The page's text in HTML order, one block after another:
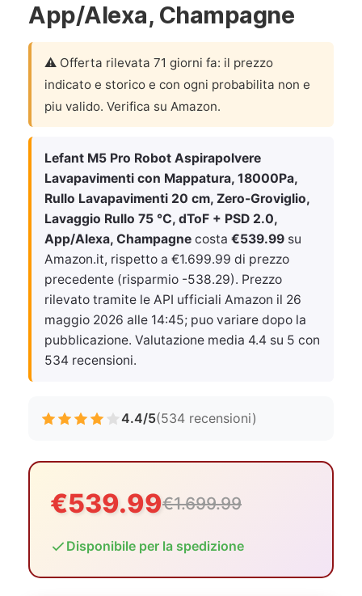
App/Alexa, Champagne
⚠️ Offerta rilevata 71 giorni fa: il prezzo
indicato e storico e con ogni probabilita non e
piu valido. Verifica su Amazon.
Lefant M5 Pro Robot Aspirapolvere
Lavapavimenti con Mappatura, 18000Pa,
Rullo Lavapavimenti 20 cm, Zero-Groviglio,
Lavaggio Rullo 75 °C, dToF + PSD 2.0,
App/Alexa, Champagne costa €539.99 su
Amazon.it, rispetto a €1.699.99 di prezzo
precedente (risparmio -538.29). Prezzo
rilevato tramite le API ufficiali Amazon il 26
maggio 2026 alle 14:45; puo variare dopo la
pubblicazione. Valutazione media 4.4 su 5 con
534 recensioni.
4.4/5(534 recensioni)
€539.99€1.699.99
Disponibile per la spedizione